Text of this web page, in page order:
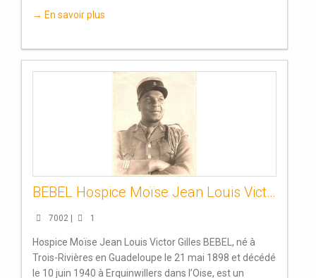
→ En savoir plus
BEBEL Hospice Moïse Jean Louis Victor Gilles
7002 | 1
Hospice Moïse Jean Louis Victor Gilles BEBEL, né à
Trois-Rivières en Guadeloupe le 21 mai 1898 et décédé
le 10 juin 1940 à Erquinwillers dans l’Oise, est un